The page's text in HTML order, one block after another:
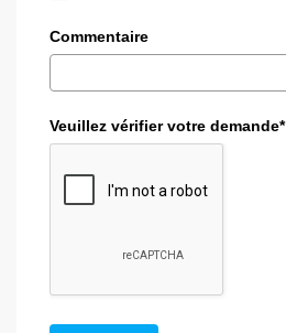
Commentaire
Veuillez vérifier votre demande*